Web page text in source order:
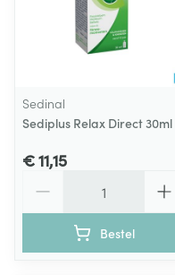
Sedinal
Sediplus Relax Direct 30ml
€ 11,15
Bestel